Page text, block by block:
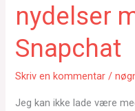
nydelser
Snapchat
Skriv en kommentar /
Jeg kan ikke lade være